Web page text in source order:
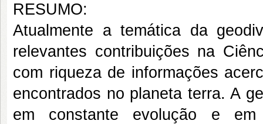
RESUMO:
Atualmente a temática da
relevantes contribuições na
com riqueza de informações
encontrados no planeta terra. A
em constante evolução e